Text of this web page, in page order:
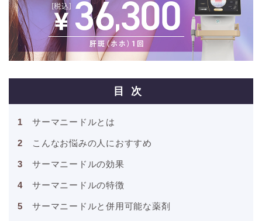
目次
サーマニードルとは
こんなお悩みの人におすすめ
サーマニードルの効果
サーマニードルの特徴
サーマニードルと併用可能な薬剤